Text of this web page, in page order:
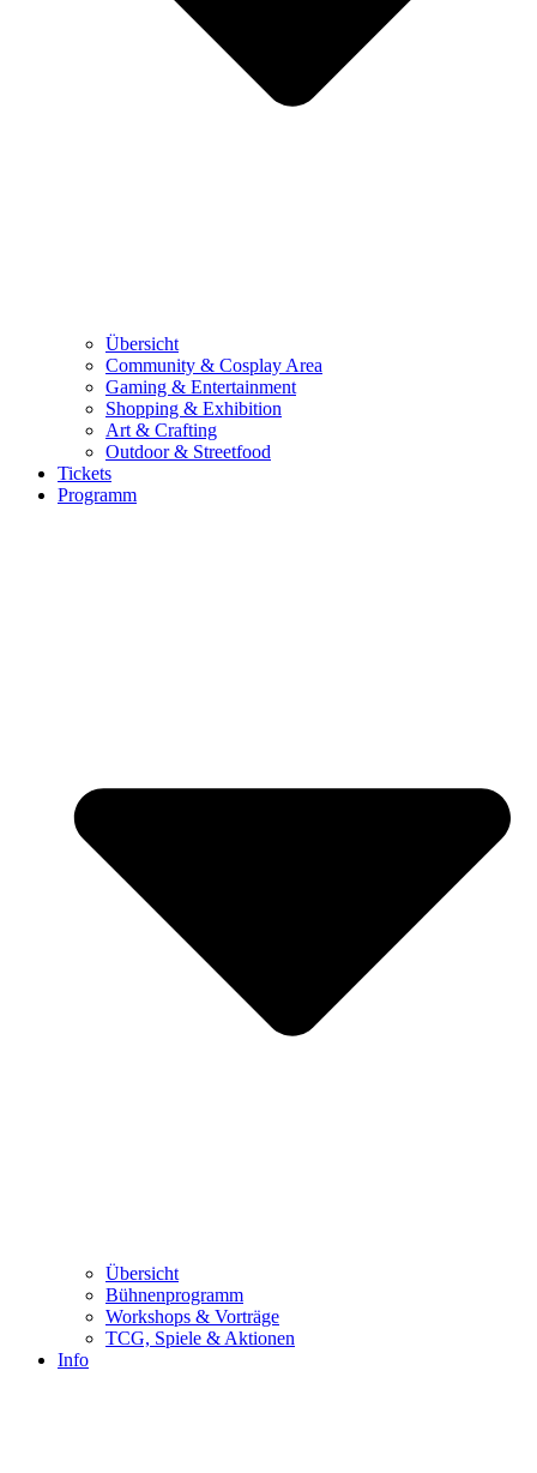
Übersicht
Community & Cosplay Area
Gaming & Entertainment
Shopping & Exhibition
Art & Crafting
Outdoor & Streetfood
Tickets
Programm
Übersicht
Bühnenprogramm
Workshops & Vorträge
TCG, Spiele & Aktionen
Info